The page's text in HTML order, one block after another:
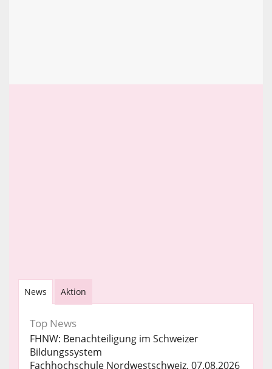
News Aktion
Top News
FHNW: Benachteiligung im Schweizer
Bildungssystem
Fachhochschule Nordwestschweiz, 07.08.2026